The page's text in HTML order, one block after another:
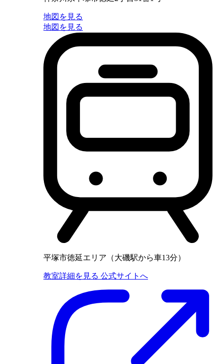
地図を見る
地図を見る
平塚市徳延エリア（大磯駅から車13分）
教室詳細を見る 公式サイトへ